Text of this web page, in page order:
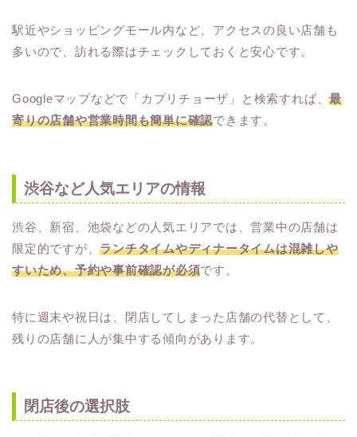
駅近やショッピングモール内など、アクセスの良い店舗も
多いので、訪れる際はチェックしておくと安心です。
Googleマップなどで「カプリチョーザ」と検索すれば、最
寄りの店舗や営業時間も簡単に確認できます。
渋谷など人気エリアの情報
渋谷、新宿、池袋などの人気エリアでは、営業中の店舗は
限定的ですが、ランチタイムやディナータイムは混雑しや
すいため、予約や事前確認が必須です。
特に週末や祝日は、閉店してしまった店舗の代替として、
残りの店舗に人が集中する傾向があります。
閉店後の選択肢